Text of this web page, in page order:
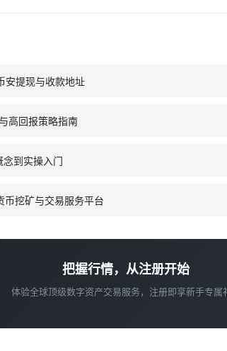
安提现与收款地址
高回报策略指南
到实操入门
币挖矿与交易服务平台
把握行情，从注册开始
体验全球顶级数字资产交易服务，注册即享新手专属